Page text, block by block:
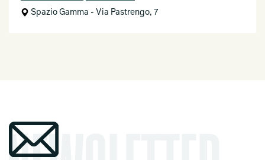
Spazio Gamma - Via Pastrengo, 7